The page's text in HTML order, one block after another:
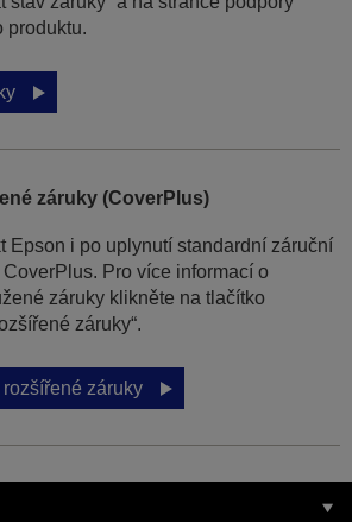
produktu.
záruky (CoverPlus)
Epson i po uplynutí standardní záruční
Pro více informací o
záruky klikněte na tlačítko
záruky“.
záruky